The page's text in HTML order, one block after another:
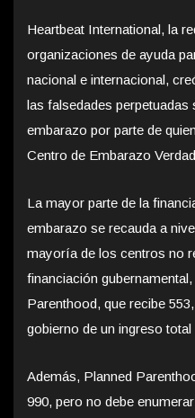
Heartbeat International, la
organizaciones de ayuda
nacional e internacional,
las falsedades
embarazo por parte de
Centro de Embarazo
La mayor parte de la
embarazo se recauda a
mayoría de los centros no
financiación
Parenthood, que recibe
gobierno de un ingreso
Además, Planned
990, pero no debe